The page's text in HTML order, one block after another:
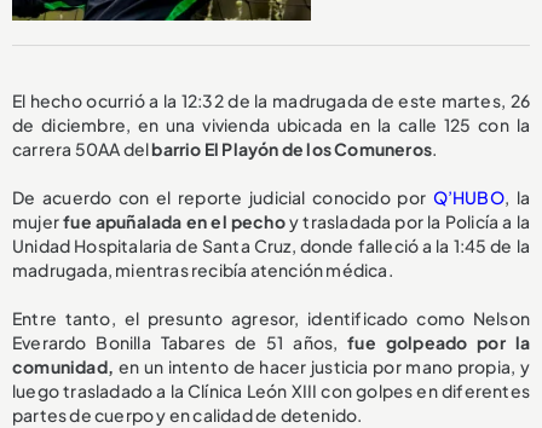
El hecho ocurrió a la 12:32 de la madrugada de este martes, 26
de diciembre, en una vivienda ubicada en la calle 125 con la
carrera 50AA delbarrio El Playón de los Comuneros.
De acuerdo con el reporte judicial conocido por Q’HUBO, la
mujerfue apuñalada en el pechoy trasladada por la Policía a la
Unidad Hospitalaria de Santa Cruz, donde falleció a la 1:45 de la
madrugada, mientras recibía atención médica.
Entre tanto, el presunto agresor, identificado como Nelson
Everardo Bonilla Tabares de 51 años,fue golpeado por la
comunidad, en un intento de hacer justicia por mano propia, y
luego trasladado a la Clínica León XIII con golpes en diferentes
partes de cuerpo y en calidad de detenido.